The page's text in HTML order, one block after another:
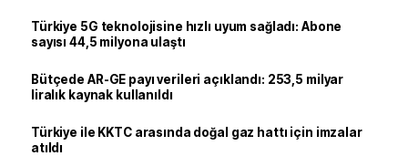
Türkiye 5G teknolojisine hızlı uyum sağladı: Abone
sayısı 44,5 milyona ulaştı
Bütçede AR-GE payı verileri açıklandı: 253,5 milyar
liralık kaynak kullanıldı
Türkiye ile KKTC arasında doğal gaz hattı için imzalar
atıldı